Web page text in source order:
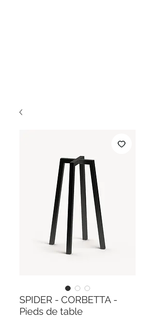
SPIDER - CORBETTA -
Pieds de table